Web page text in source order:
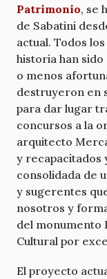
Patrimonio, se
de Sabatini
actual. Todos
historia han
o menos
destruyeron en
para dar lugar
concursos a la
arquitecto
y recapacitados
consolidada de
y sugerentes
nosotros y
del monumento
Cultural por
El proyecto